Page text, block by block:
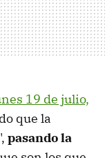
19 de julio,
que la
pasando la